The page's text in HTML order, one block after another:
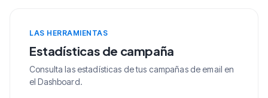
LAS HERRAMIENTAS
Estadísticas de campaña
Consulta las estadísticas de tus campañas de email en
el Dashboard.